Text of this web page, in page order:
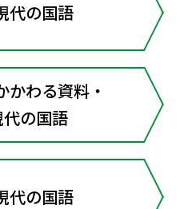
代の国語
かわる資料・
代の国語
代の国語